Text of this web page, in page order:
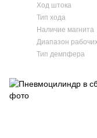
Ход штока
Тип хода
Наличие магнита
Диапазон
Тип демпфера